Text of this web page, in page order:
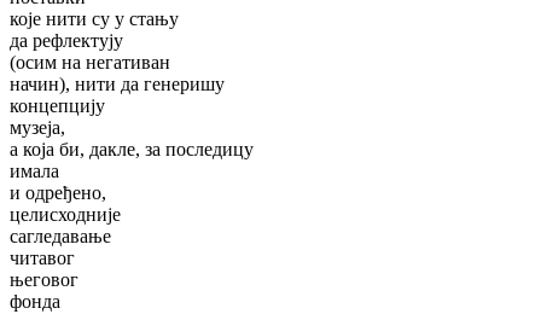
које нити су у стању
да рефлектују
(осим на негативан
начин), нити да генеришу
концепцију
музеја,
а која би, дакле, за последицу
имала
и одређено,
целисходније
сагледавање
читавог
његовог
фонда